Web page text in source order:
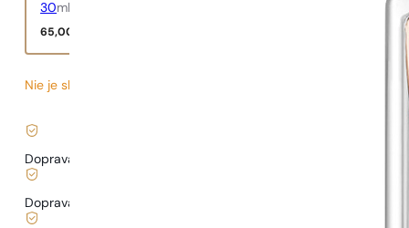
30ml
65,00
Nie je skladom
Doprava zadarmo od
Doprava od